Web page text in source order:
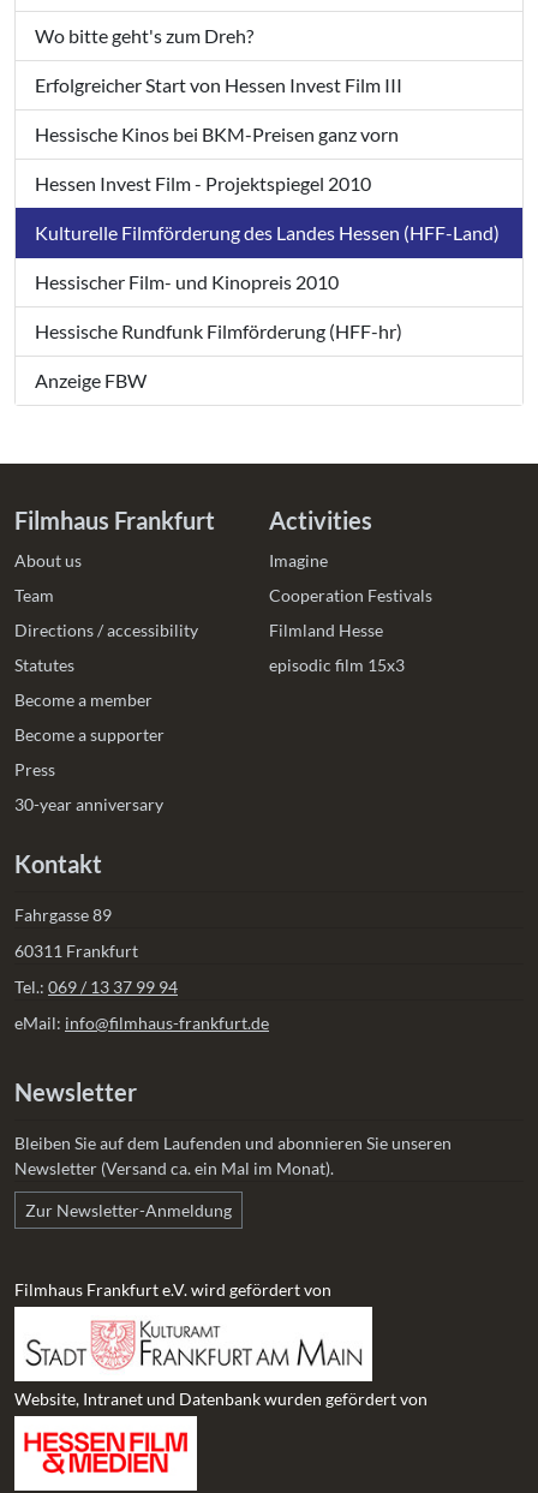
Wo bitte geht's zum Dreh?
Erfolgreicher Start von Hessen Invest Film III
Hessische Kinos bei BKM-Preisen ganz vorn
Hessen Invest Film - Projektspiegel 2010
Kulturelle Filmförderung des Landes Hessen (HFF-Land)
Hessischer Film- und Kinopreis 2010
Hessische Rundfunk Filmförderung (HFF-hr)
Anzeige FBW
Filmhaus Frankfurt
About us
Team
Directions / accessibility
Statutes
Become a member
Become a supporter
Press
30-year anniversary
Activities
Imagine
Cooperation Festivals
Filmland Hesse
episodic film 15x3
Kontakt
Fahrgasse 89
60311 Frankfurt
Tel.: 069 / 13 37 99 94
eMail: info@filmhaus-frankfurt.de
Newsletter
Bleiben Sie auf dem Laufenden und abonnieren Sie unseren
Newsletter (Versand ca. ein Mal im Monat).
Zur Newsletter-Anmeldung
Filmhaus Frankfurt e.V. wird gefördert von
Website, Intranet und Datenbank wurden gefördert von